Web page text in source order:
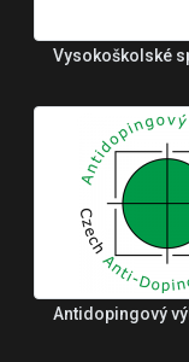
Vysokoškolské
Antidopingový